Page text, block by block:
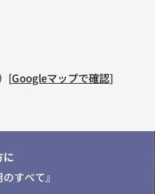
[Googleマップで確認]
に
すべて』